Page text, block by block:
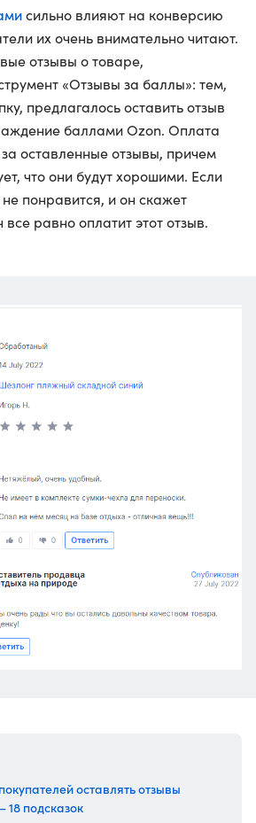
сильно влияют на конверсию
их очень внимательно читают.
отзывы о товаре,
«Отзывы за баллы»: тем,
предлагалось оставить отзыв
баллами Ozon. Оплата
за оставленные отзывы, причем
что они будут хорошими. Если
понравится, и он скажет
равно оплатит этот отзыв.
оставлять отзывы
18 подсказок